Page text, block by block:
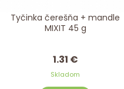
Tyčinka čerešňa + mandle
MIXIT 45 g
1.31 €
Skladom